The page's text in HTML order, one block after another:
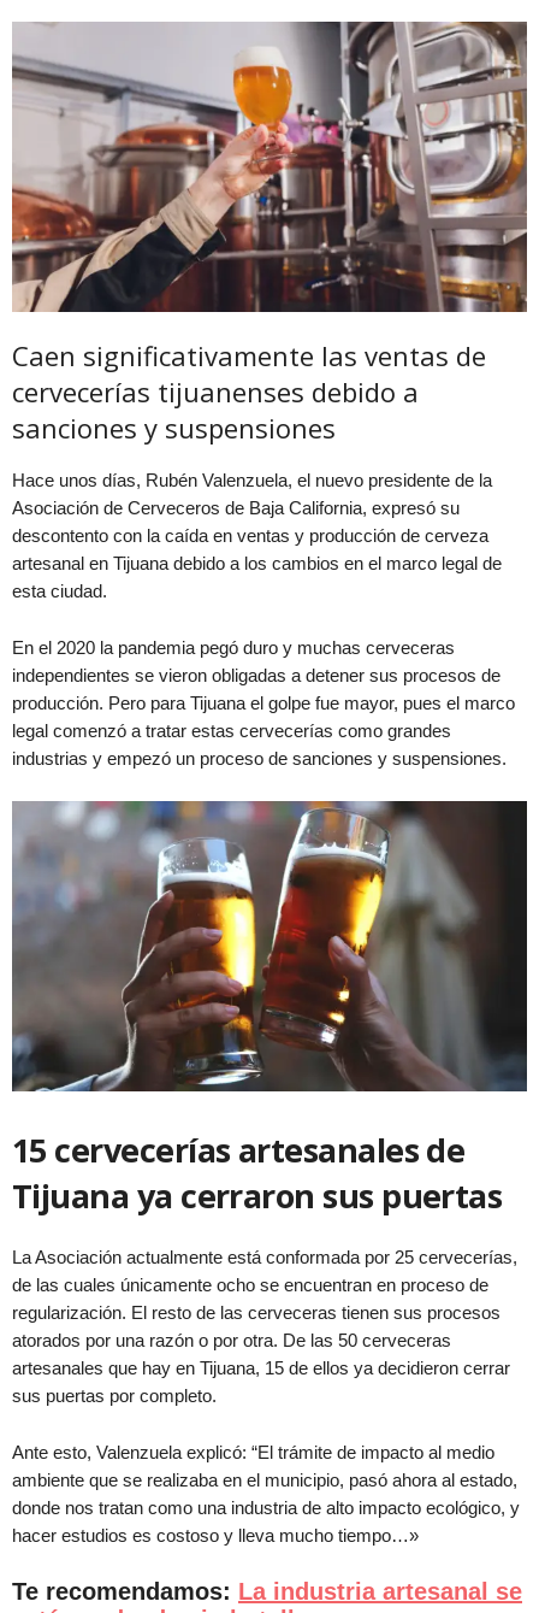
Caen significativamente las ventas de
cervecerías tijuanenses debido a
sanciones y suspensiones
Hace unos días, Rubén Valenzuela, el nuevo presidente de la
Asociación de Cerveceros de Baja California, expresó su
descontento con la caída en ventas y producción de cerveza
artesanal en Tijuana debido a los cambios en el marco legal de
esta ciudad.
En el 2020 la pandemia pegó duro y muchas cerveceras
independientes se vieron obligadas a detener sus procesos de
producción. Pero para Tijuana el golpe fue mayor, pues el marco
legal comenzó a tratar estas cervecerías como grandes
industrias y empezó un proceso de sanciones y suspensiones.
15 cervecerías artesanales de
Tijuana ya cerraron sus puertas
La Asociación actualmente está conformada por 25 cervecerías,
de las cuales únicamente ocho se encuentran en proceso de
regularización. El resto de las cerveceras tienen sus procesos
atorados por una razón o por otra. De las 50 cerveceras
artesanales que hay en Tijuana, 15 de ellos ya decidieron cerrar
sus puertas por completo.
Ante esto, Valenzuela explicó: “El trámite de impacto al medio
ambiente que se realizaba en el municipio, pasó ahora al estado,
donde nos tratan como una industria de alto impacto ecológico, y
hacer estudios es costoso y lleva mucho tiempo…»
Te recomendamos: La industria artesanal se